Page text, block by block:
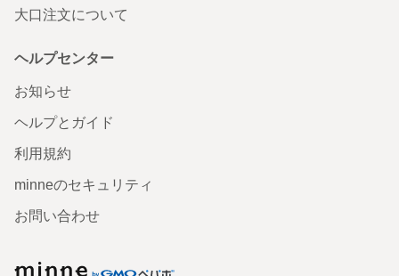
大口注文について
ヘルプセンター
お知らせ
ヘルプとガイド
利用規約
minneのセキュリティ
お問い合わせ